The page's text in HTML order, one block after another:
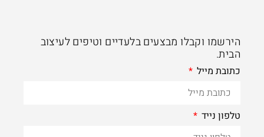
הירשמו וקבלו מבצעים בלעדיים וטיפים לעיצוב
הבית.
כתובת מייל
טלפון נייד